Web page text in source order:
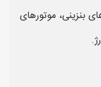
بنزینی، موتورهای